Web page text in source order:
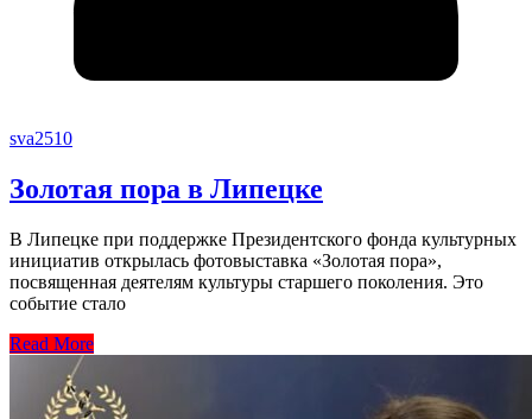
sva2510
Золотая пора в Липецке
В Липецке при поддержке Президентского фонда культурных
инициатив открылась фотовыставка «Золотая пора»,
посвященная деятелям культуры старшего поколения. Это
событие стало
Read More